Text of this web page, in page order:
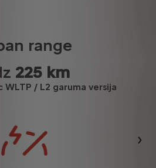
range
225 km
WLTP / L2 garuma versija